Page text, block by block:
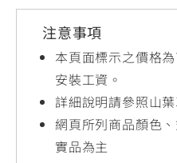
03
RS NEO
注意事項
本頁面標示之價格
安裝工資。
詳細說明請參照山
網頁所列商品顏色
實品為主